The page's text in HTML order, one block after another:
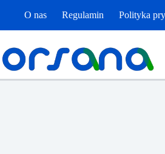
O nas Regulamin Polityka